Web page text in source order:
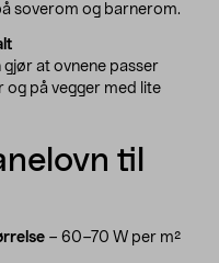
soverom og barnerom.
gjør at ovnene passer
og på vegger med lite
til
– 60–70 W per m²